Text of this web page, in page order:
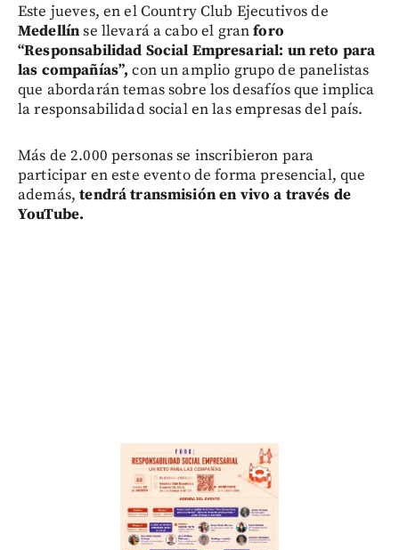
Este jueves, en el Country Club Ejecutivos de
Medellínse llevará a cabo el granforo
“Responsabilidad Social Empresarial: un reto para
las compañías”,con un amplio grupo de panelistas
que abordarán temas sobre los desafíos que implica
la responsabilidad social en las empresas del país.
Más de 2.000 personas se inscribieron para
participar en este evento de forma presencial, que
además,tendrá transmisión en vivo a través de
YouTube.